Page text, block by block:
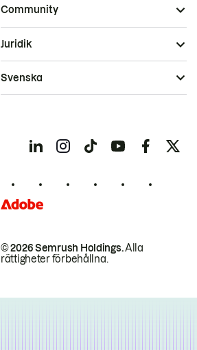
Community
© 2026 Semrush Holdings.Alla
rättigheter förbehållna.
Juridik
Svenska